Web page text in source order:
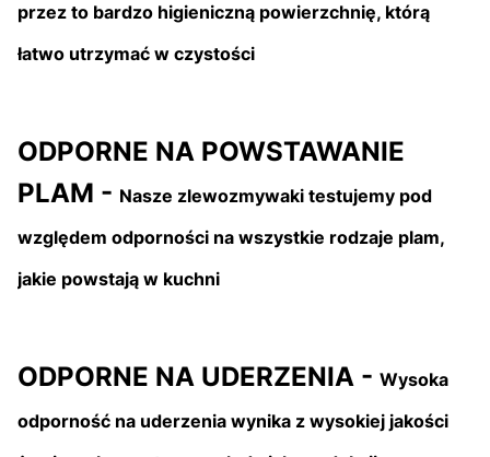
przez to bardzo higieniczną powierzchnię, którą
łatwo utrzymać w czystości
ODPORNE NA POWSTAWANIE
PLAM - Nasze zlewozmywaki testujemy pod
względem odporności na wszystkie rodzaje plam,
jakie powstają w kuchni
ODPORNE NA UDERZENIA - Wysoka
odporność na uderzenia wynika z wysokiej jakości